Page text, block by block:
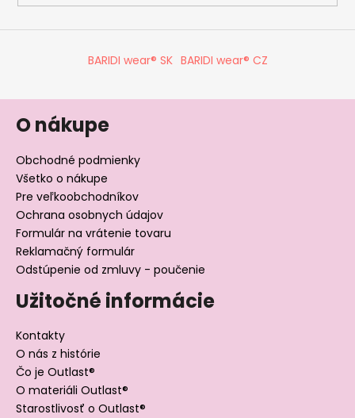
v
ý
i
u
BARIDI wear® SK BARIDI wear® CZ
O nákupe
Obchodné podmienky
Všetko o nákupe
Pre veľkoobchodníkov
Ochrana osobnych údajov
Formulár na vrátenie tovaru
Reklamačný formulár
Odstúpenie od zmluvy - poučenie
Užitočné informácie
Kontakty
O nás z histórie
Čo je Outlast®
O materiáli Outlast®
Starostlivosť o Outlast®